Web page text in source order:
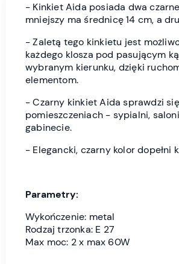
- Kinkiet Aida posiada dwa
mniejszy ma średnicę 14 cm, a
- Zaletą tego kinkietu jest
każdego klosza pod pasującym
wybranym kierunku, dzięki
elementom.
- Czarny kinkiet Aida sprawdzi
pomieszczeniach - sypialni,
gabinecie.
- Elegancki, czarny kolor dopełni
Parametry:
Wykończenie: metal
Rodzaj trzonka: E 27
Max moc: 2 x max 60W